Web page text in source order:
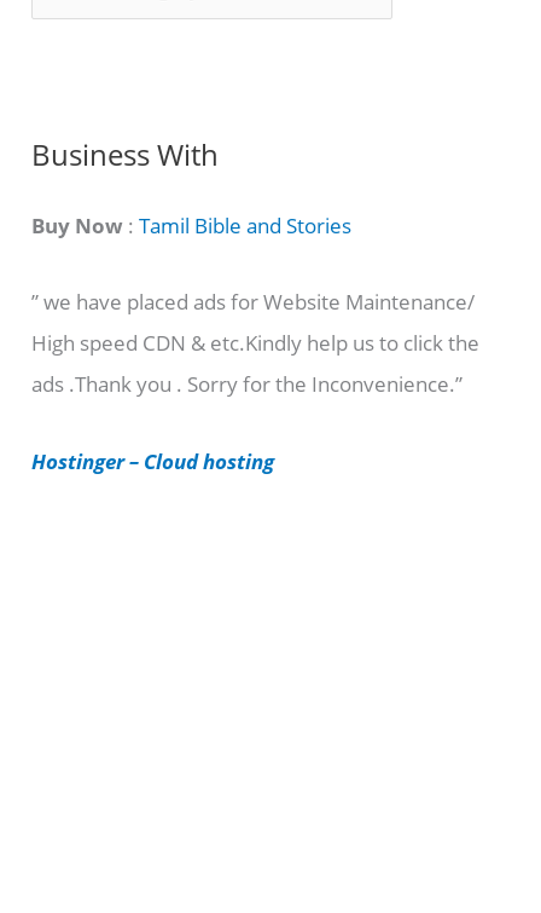
o
C
t
g
o
r
e
Business With
Buy Now :Tamil Bible and Stories
” we have placed ads for Website Maintenance/
High speed CDN & etc.Kindly help us to click the
ads .Thank you . Sorry for the Inconvenience.”
Hostinger – Cloud hosting